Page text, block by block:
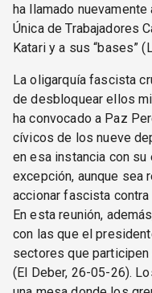
ha llamado
Única de Trabajadores
Katari y a sus “bases”
La oligarquía fascista
de desbloquear ellos
ha convocado a Paz
cívicos de los nueve
en esa instancia con
excepción, aunque sea
accionar fascista
En esta reunión,
con las que el
sectores que
(El Deber, 26-05-26).